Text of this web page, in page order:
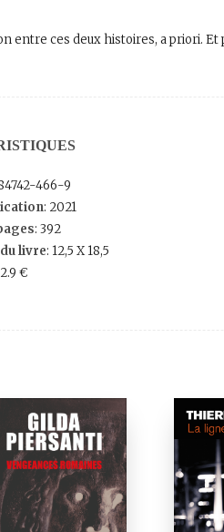
entre ces deux histoires, a priori. Et
466-9
: 2021
: 392
livre: 12,5 X 18,5
€